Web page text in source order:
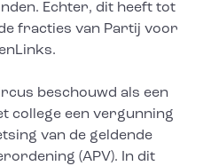
Echter, dit heeft tot
fracties van Partij voor
beschouwd als een
college een vergunning
van de geldende
(APV). In dit